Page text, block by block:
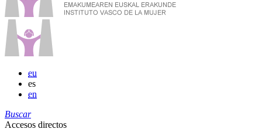
eu
es
en
Buscar
Accesos directos